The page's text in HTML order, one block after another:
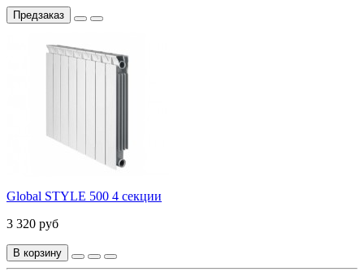
Предзаказ
Global STYLE 500 4 секции
3 320 руб
В корзину